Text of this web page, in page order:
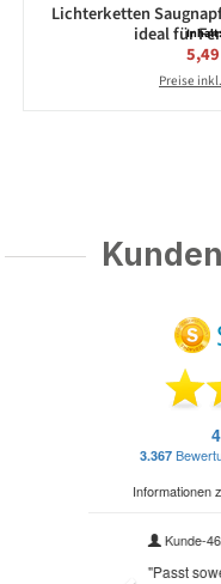
Lichterketten
ideal für
Preise